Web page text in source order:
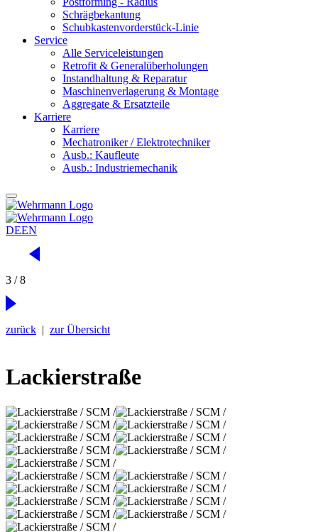
Schrägbekantung
Schubkastenvorderstück-Linie
Service
Alle Serviceleistungen
Retrofit & Generalüberholungen
Instandhaltung & Reparatur
Maschinenverlagerung & Montage
Aggregate & Ersatzteile
Karriere
Karriere
Mechatroniker / Elektrotechniker
Ausb.: Kaufleute
Ausb.: Industriemechanik
DEEN
3 / 8
zurück | zur Übersicht
Lackierstraße